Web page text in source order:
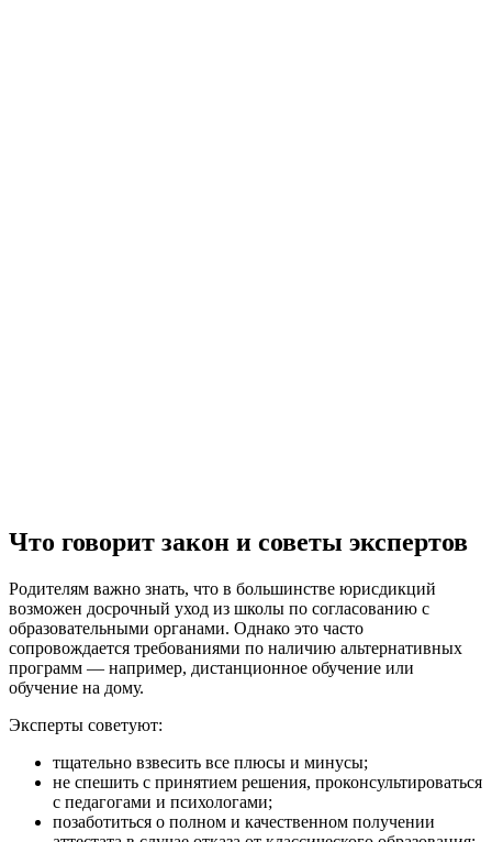
Что говорит закон и советы экспертов
Родителям важно знать, что в большинстве юрисдикций
возможен досрочный уход из школы по согласованию с
образовательными органами. Однако это часто
сопровождается требованиями по наличию альтернативных
программ — например, дистанционное обучение или
обучение на дому.
Эксперты советуют:
тщательно взвесить все плюсы и минусы;
не спешить с принятием решения, проконсультироваться
с педагогами и психологами;
позаботиться о полном и качественном получении